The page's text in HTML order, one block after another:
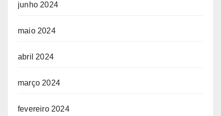
junho 2024
maio 2024
abril 2024
março 2024
fevereiro 2024